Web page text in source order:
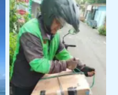
Pengiriman Starlink
Untuk Live Streaming
dan Produksi Konten